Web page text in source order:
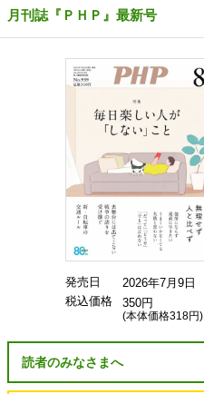
月刊誌『ＰＨＰ』最新号
発売日
2026年7月9日
税込価格
350円
(本体価格318円)
読者のみなさまへ